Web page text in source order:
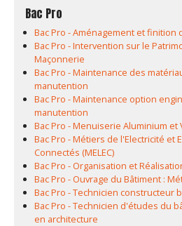
Bac Pro
Bac Pro - Aménagement et finition
Bac Pro - Intervention sur le
Maçonnerie
Bac Pro - Maintenance des
manutention
Bac Pro - Maintenance option
manutention
Bac Pro - Menuiserie Aluminium et
Bac Pro - Métiers de l'Electricité et
Connectés (MELEC)
Bac Pro - Organisation et
Bac Pro - Ouvrage du Bâtiment :
Bac Pro - Technicien constructeur
Bac Pro - Technicien d'études du
en architecture